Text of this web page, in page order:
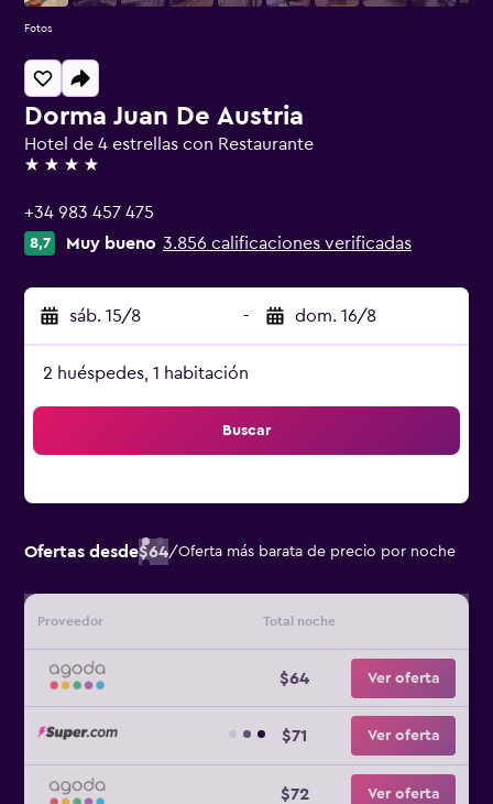
Dorma Juan De Austria
Hotel de 4 estrellas con Restaurante
4 estrellas
+34 983 457 475
8,7 Muy bueno 3.856 calificaciones verificadas
sáb. 15/8 - dom. 16/8
2 huéspedes, 1 habitación
Buscar
Ofertas desde$64/Oferta más barata de precio por noche
Proveedor Total noche
$64 Ver oferta
$71 Ver oferta
$72 Ver oferta
Fotos